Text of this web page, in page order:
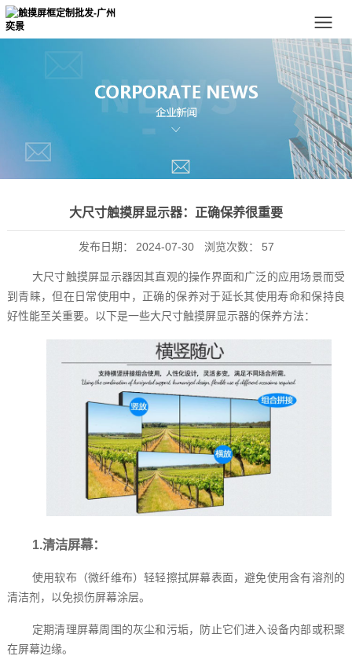
大尺寸触摸屏显示器：正确保养很重要
发布日期： 2024-07-30 浏览次数： 57
大尺寸触摸屏显示器因其直观的操作界面和广泛的应用场景而受
到青睐，但在日常使用中，正确的保养对于延长其使用寿命和保持良
好性能至关重要。以下是一些大尺寸触摸屏显示器的保养方法：
1.清洁屏幕：
使用软布（微纤维布）轻轻擦拭屏幕表面，避免使用含有溶剂的
清洁剂，以免损伤屏幕涂层。
定期清理屏幕周围的灰尘和污垢，防止它们进入设备内部或积聚
在屏幕边缘。